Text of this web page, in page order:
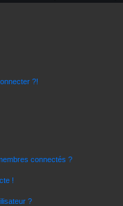
?!
connectés ?
!
?